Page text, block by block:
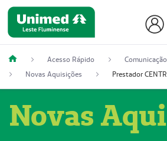
Acesso Rápido
Comunicação
Novas Aquisições
Novas